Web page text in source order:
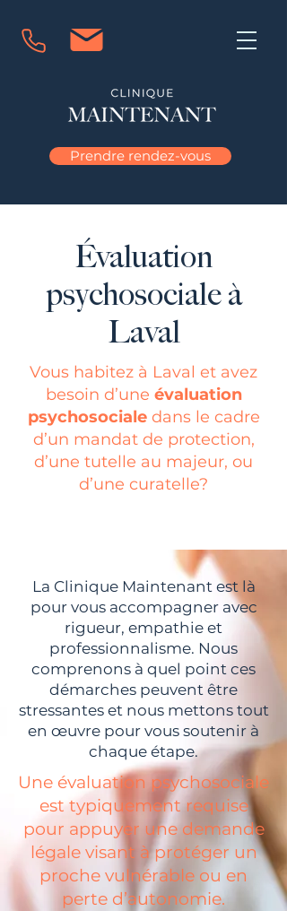
Prendre rendez-vous
Évaluation
psychosociale à
Laval
Vous habitez à Laval et avez
besoin d’une évaluation
psychosocialedans le cadre
d’un mandat de protection,
d’une tutelle au majeur, ou
d’une curatelle?
La Clinique Maintenant est là
pour vous accompagner avec
rigueur, empathie et
professionnalisme. Nous
comprenons à quel point ces
démarches peuvent être
stressantes et nous mettons tout
en œuvre pour vous soutenir à
chaque étape.
Une évaluation psychosociale
est typiquement requise
pour appuyer une demande
légale visant à protéger un
proche vulnérable ou en
perte d’autonomie.